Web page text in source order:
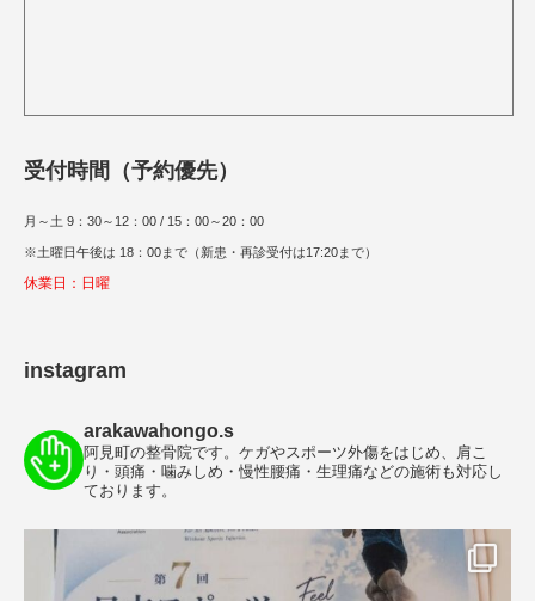
受付時間（予約優先）
月～土 9：30～12：00 / 15：00～20：00
※土曜日午後は 18：00まで（新患・再診受付は17:20まで）
休業日：日曜
instagram
arakawahongo.s
阿見町の整骨院です。ケガやスポーツ外傷をはじめ、肩こ
り・頭痛・噛みしめ・慢性腰痛・生理痛などの施術も対応し
ております。